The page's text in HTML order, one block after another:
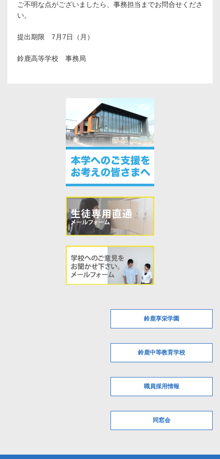
ご不明な点がございましたら、事務担当までお問合せくださ
い。
提出期限 7月7日（月）
鈴鹿高等学校 事務局
鈴鹿享栄学園
鈴鹿中等教育学校
職員採用情報
同窓会